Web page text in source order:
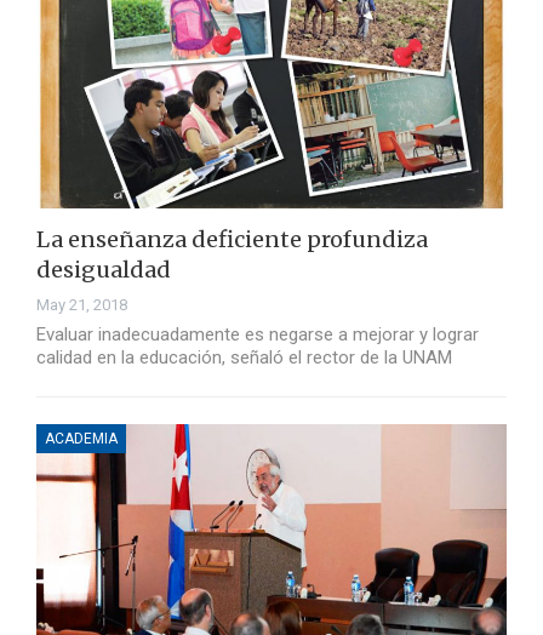
La enseñanza deficiente profundiza
desigualdad
May 21, 2018
Evaluar inadecuadamente es negarse a mejorar y lograr
calidad en la educación, señaló el rector de la UNAM
ACADEMIA